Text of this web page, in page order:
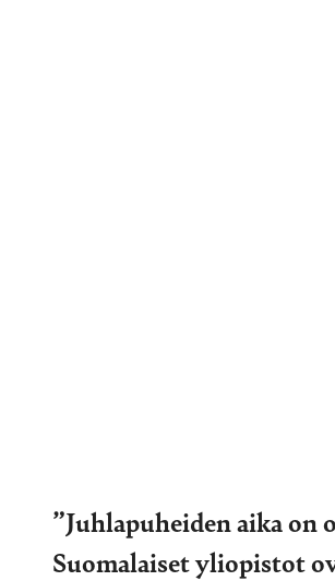
”Juhlapuheiden aika on
Suomalaiset yliopistot